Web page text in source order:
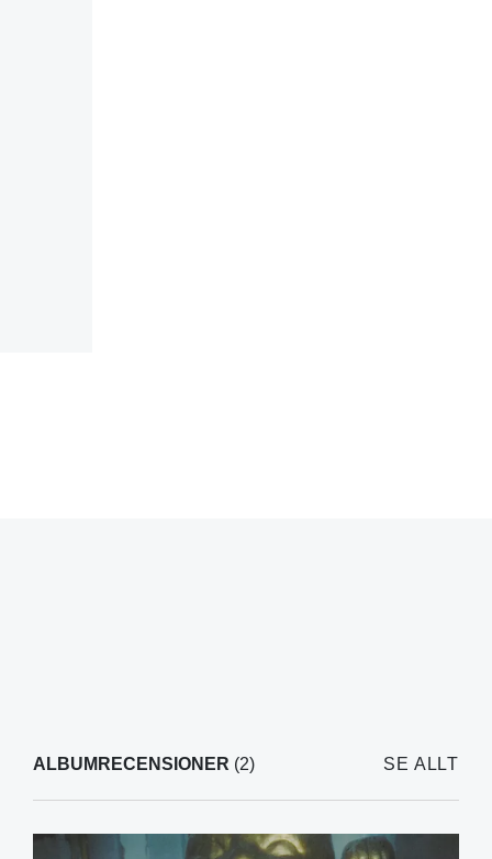
ALBUMRECENSIONER (2) SE ALLT